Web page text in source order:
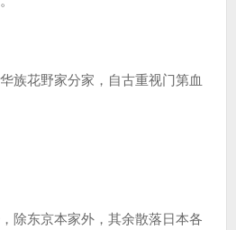
族花野家分家，自古重视门第血
除东京本家外，其余散落日本各